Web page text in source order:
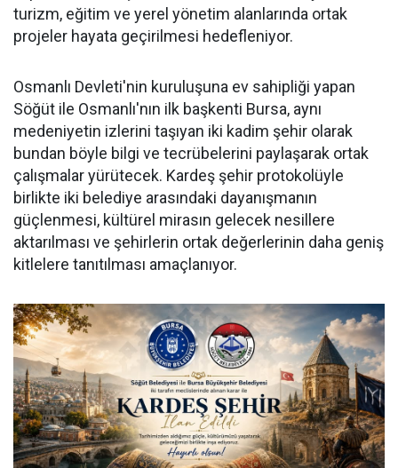
turizm, eğitim ve yerel yönetim alanlarında ortak
projeler hayata geçirilmesi hedefleniyor.
Osmanlı Devleti'nin kuruluşuna ev sahipliği yapan
Söğüt ile Osmanlı'nın ilk başkenti Bursa, aynı
medeniyetin izlerini taşıyan iki kadim şehir olarak
bundan böyle bilgi ve tecrübelerini paylaşarak ortak
çalışmalar yürütecek. Kardeş şehir protokolüyle
birlikte iki belediye arasındaki dayanışmanın
güçlenmesi, kültürel mirasın gelecek nesillere
aktarılması ve şehirlerin ortak değerlerinin daha geniş
kitlelere tanıtılması amaçlanıyor.